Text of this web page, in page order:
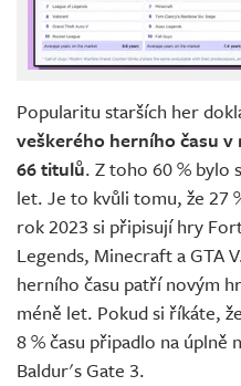
Popularitu starších her
veškerého herního času
66 titulů. Z toho 60 % bylo
let. Je to kvůli tomu, že 27
rok 2023 si připisují hry
Legends, Minecraft a GTA
herního času patří novým
méně let. Pokud si říkáte,
8 % času připadlo na úplně
Baldur's Gate 3.